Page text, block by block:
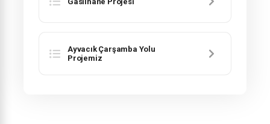
Ayvacık Çarşamba Yolu
Projemiz